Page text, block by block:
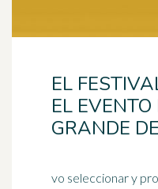
EL
EL
GRANDE
vo seleccionar y